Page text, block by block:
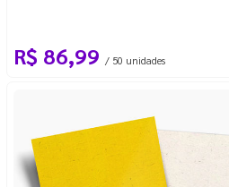
R$ 86,99 / 50 unidades